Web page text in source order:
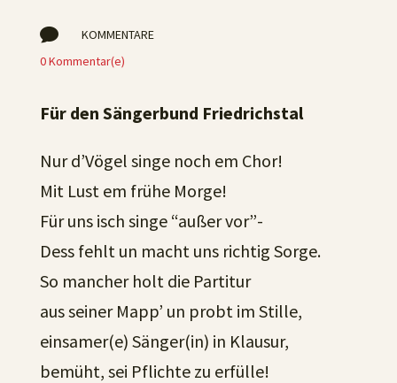

KOMMENTARE
0 Kommentar(e)
Für den Sängerbund Friedrichstal
Nur d’Vögel singe noch em Chor!
Mit Lust em frühe Morge!
Für uns isch singe “außer vor”-
Dess fehlt un macht uns richtig Sorge.
So mancher holt die Partitur
aus seiner Mapp’ un probt im Stille,
einsamer(e) Sänger(in) in Klausur,
bemüht, sei Pflichte zu erfülle!